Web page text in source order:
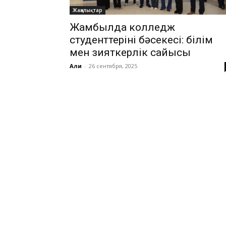
Жаңалықтар
Жамбылда колледж
студенттерінің бәсекесі: білім
мен зияткерлік сайысы
Али - 26 сентября, 2025